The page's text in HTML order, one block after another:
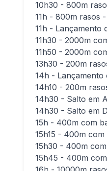
10h30 - 800m
11h - 800m rasos
11h - Lançamento
11h30 - 2000m
11h50 - 2000m
13h30 - 200m
14h -
14h10 - 200m
14h30 - Salto em
14h30 - Salto em
15h - 400m com
15h15 - 400m
15h30 - 400m
15h45 - 400m